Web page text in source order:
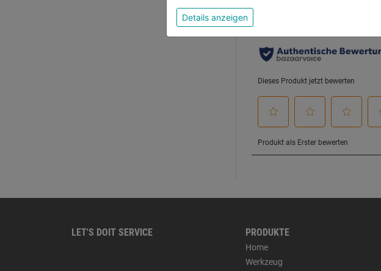
LET'S DOIT SERVICE PRODUKTE
Home
Werkzeug
Details anzeigen